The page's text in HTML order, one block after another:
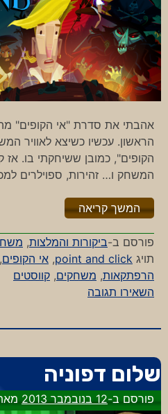
אהבתי את סדרת "אי הקופים"
הראשון. עכשיו כשיצא לאוויר
הקופים", כמובן ששיחקתי בו. אז
המשחק ו… זהירות, ספוילרים
המשך קריאה"%s"
פורסם ב-ביקורות והמלצות,
תויג point and click
, אי הקופים,
הרפתקאות, משחקים, קווסטים
השאירו תגובה
שלום דפוניה
פורסם ב-12 בנובמבר 2013